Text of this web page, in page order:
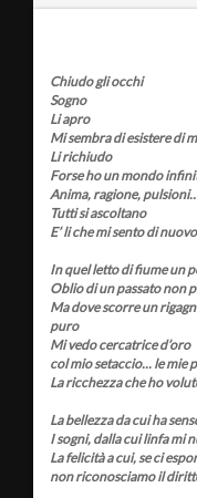
Chiudo gli occhi
Sogno
Li apro
Mi sembra di esistere di
Li richiudo
Forse ho un mondo
Anima, ragione,
Tutti si ascoltano
E’ li che mi sento di
In quel letto di fiume un
Oblio di un passato non
Ma dove scorre un
puro
Mi vedo cercatrice d’oro
col mio setaccio... le mie
La ricchezza che ho
La bellezza da cui ha
I sogni, dalla cui linfa mi
La felicità a cui, se ci
non riconosciamo il